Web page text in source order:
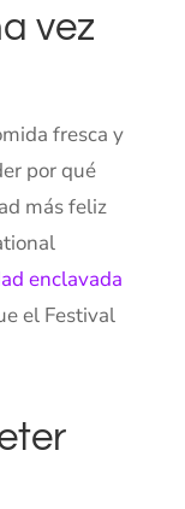
vez
fresca y
por qué
más feliz
enclavada
el Festival